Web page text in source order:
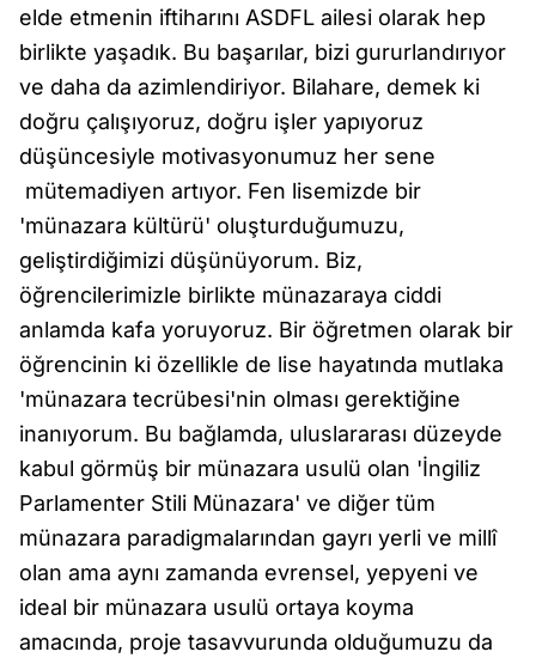
elde etmenin iftiharını ASDFL ailesi olarak hep
birlikte yaşadık. Bu başarılar, bizi gururlandırıyor
ve daha da azimlendiriyor. Bilahare, demek ki
doğru çalışıyoruz, doğru işler yapıyoruz
düşüncesiyle motivasyonumuz her sene
mütemadiyen artıyor. Fen lisemizde bir
'münazara kültürü' oluşturduğumuzu,
geliştirdiğimizi düşünüyorum. Biz,
öğrencilerimizle birlikte münazaraya ciddi
anlamda kafa yoruyoruz. Bir öğretmen olarak bir
öğrencinin ki özellikle de lise hayatında mutlaka
'münazara tecrübesi'nin olması gerektiğine
inanıyorum. Bu bağlamda, uluslararası düzeyde
kabul görmüş bir münazara usulü olan 'İngiliz
Parlamenter Stili Münazara' ve diğer tüm
münazara paradigmalarından gayrı yerli ve millî
olan ama aynı zamanda evrensel, yepyeni ve
ideal bir münazara usulü ortaya koyma
amacında, proje tasavvurunda olduğumuzu da